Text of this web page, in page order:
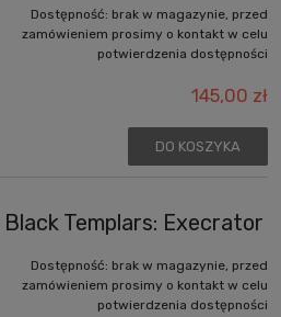
Dostępność: brak w magazynie, przed
zamówieniem prosimy o kontakt w celu
potwierdzenia dostępności
145,00 zł
DO KOSZYKA
Templars: Execrator
Dostępność: brak w magazynie, przed
zamówieniem prosimy o kontakt w celu
potwierdzenia dostępności